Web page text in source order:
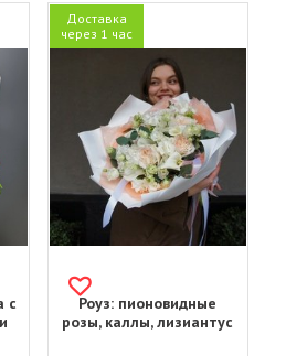
с
Доставка
через 1 час
Роуз: пионовидные
розы, каллы, лизиантус